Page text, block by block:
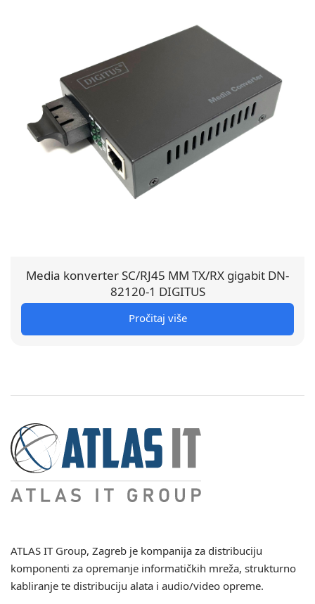
Media konverter SC/RJ45 MM TX/RX gigabit DN-
82120-1 DIGITUS
Pročitaj više
ATLAS IT Group, Zagreb je kompanija za distribuciju
komponenti za opremanje informatičkih mreža, strukturno
kabliranje te distribuciju alata i audio/video opreme.